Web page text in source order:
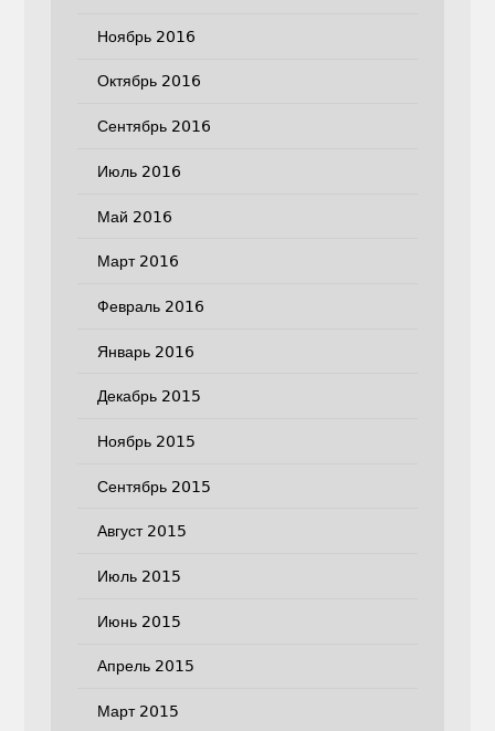
Ноябрь 2016
Октябрь 2016
Сентябрь 2016
Июль 2016
Май 2016
Март 2016
Февраль 2016
Январь 2016
Декабрь 2015
Ноябрь 2015
Сентябрь 2015
Август 2015
Июль 2015
Июнь 2015
Апрель 2015
Март 2015